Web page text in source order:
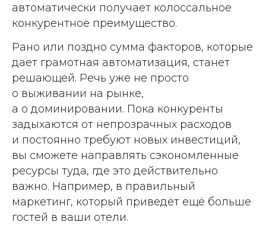
автоматически получает колоссальное
конкурентное преимущество.
Рано или поз дно сумма факторов, которые
дает грамотная автоматизация, станет
решающей. Речь уже не просто
о выживании на рынке,
а о доминировании. Пока конкуренты
задыхаются от непрозрачных расходов
и постоянно требуют новых инвестиций,
вы сможете направлять сэкономленные
ресурсы туда, где это действительно
важно. Например, в правильный
маркетинг, который приведёт ещё больше
гостей в ваши отели.